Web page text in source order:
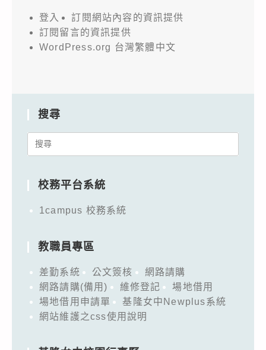
登入
訂閱網站內容的資訊提供
訂閱留言的資訊提供
WordPress.org 台灣繁體中文
搜尋
Search
校務平台系統
1campus 校務系統
教職員專區
差勤系統 公文簽核
網路請購
網路請購(備用)
維修登記
場地借用
場地借用申請單
基隆女中Newplus系統
網站維護之css使用說明